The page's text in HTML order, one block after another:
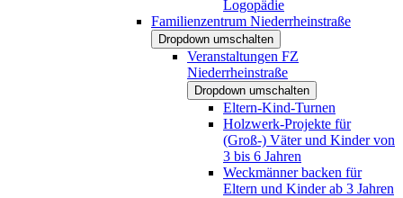
Logopädie
Familienzentrum Niederrheinstraße
Dropdown umschalten
Veranstaltungen FZ
Niederrheinstraße
Dropdown umschalten
Eltern-Kind-Turnen
Holzwerk-Projekte für
(Groß-) Väter und Kinder von
3 bis 6 Jahren
Weckmänner backen für
Eltern und Kinder ab 3 Jahren